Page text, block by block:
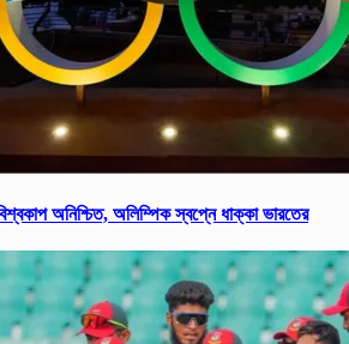
অনিশ্চিত, অলিম্পিক স্বপ্নে ধাক্কা ভারতের